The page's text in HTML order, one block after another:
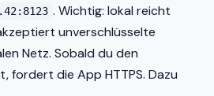
. Wichtig: lokal reicht
unverschlüsselte
Netz. Sobald du den
fordert die App HTTPS. Dazu